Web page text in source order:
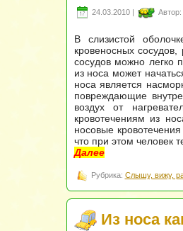
24.03.2010 | Автор:
В слизистой
кровеносных
сосудов можно легко
из носа может
носа является
повреждающие
воздух от
кровотечениям из
носовые
что при этом человек
Далее
Рубрика: Слышу, вижу,
Из носа